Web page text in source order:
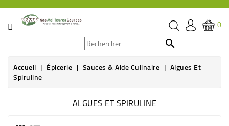
CATÉGORIE
ÉPICERIE
0

Accueil Épicerie Sauces & Aide Culinaire Algues Et
Spiruline
ALGUES ET SPIRULINE